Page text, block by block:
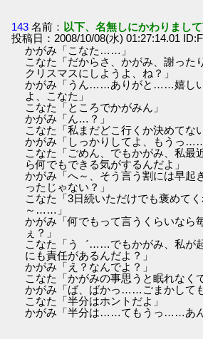
143 名前： 以下、名無しにかわりまし
投稿日：2008/10/08(水) 01:27:14.01
かがみ「こなた……」
こなた「だからさ、かがみ、謝った
クリスマスにしようよ、ね？」
かがみ「うん……ありがと……嬉し
よ、こなた」
こなた「ところでかがみん」
かがみ「ん…？」
こなた「私まだどこ行くか決めてな
かがみ「しっかりしてよ、もうっ……
こなた「ごめん、でもかがみ、私最
ら何でもできる気がするんだよ」
かがみ「へ～、そう言う割には早起
ったじゃない？」
こなた「3日続いただけでも褒めて
～……」
かがみ「何でもって言うくらいなら
ぇ？」
こなた「う゛……でもかがみ、私が
にも責任があるんだよ？」
かがみ「え？なんでよ？」
こなた「かがみの事思うと眠れなく
かがみ「ば、ばかっ……ごまかして
こなた「半分はホントだよ」
かがみ「半分は……てもうっ……あん